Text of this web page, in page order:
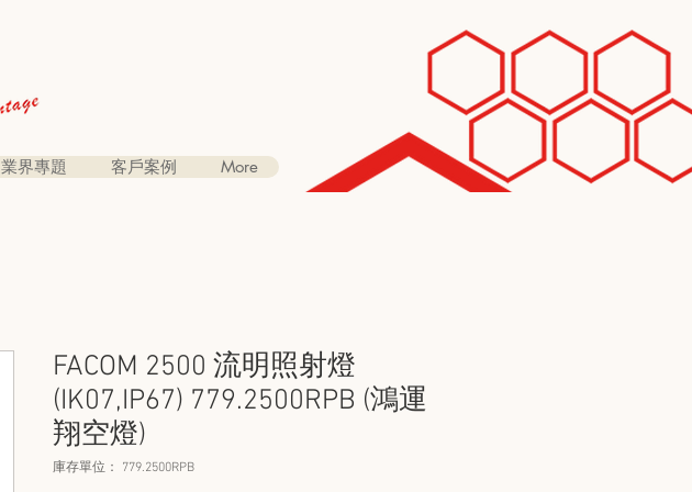
業界專題 客戶案例 More
FACOM 2500 流明照射燈
(IK07,IP67) 779.2500RPB (鴻運
翔空燈)
庫存單位： 779.2500RPB